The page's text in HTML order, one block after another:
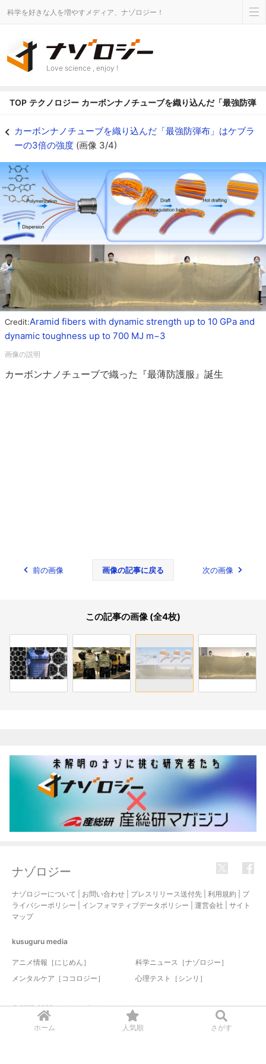
ホーム 人気順 さがす
科学を好きな人を増やすメディア、ナゾロジー！
Love science , enjoy !
TOP テクノロジー カーボンナノチューブを織り込んだ「最強防弾
カーボンナノチューブを織り込んだ「最強防弾布」はケブラ
ーの3倍の強度 (画像 3/4)
Credit:Aramid fibers with dynamic strength up to 10 GPa and
dynamic toughness up to 700 MJ m−3
カーボンナノチューブで織った『最薄防護服』誕生
前の画像 画像の記事に戻る 次の画像
この記事の画像 (全4枚)
ナゾロジー
ナゾロジーについて お問い合わせ プレスリリース送付先 利用規約
プ
ライバシーポリシー
インフォマティブデータポリシー 運営会社
サイト
マップ
kusuguru media
アニメ情報［にじめん］
科学ニュース［ナゾロジー］
メンタルケア［ココロジー］
心理テスト［シンリ］
© 2017-2026 nazology. all rights reserved.